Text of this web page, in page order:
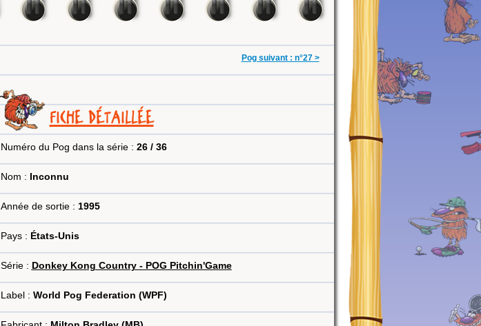
Pog suivant : n°27 >
FICHE DÉTAILLÉE
Numéro du Pog dans la série : 26 / 36
Nom : Inconnu
Année de sortie : 1995
Pays : États-Unis
Série : Donkey Kong Country - POG Pitchin'Game
Label : World Pog Federation (WPF)